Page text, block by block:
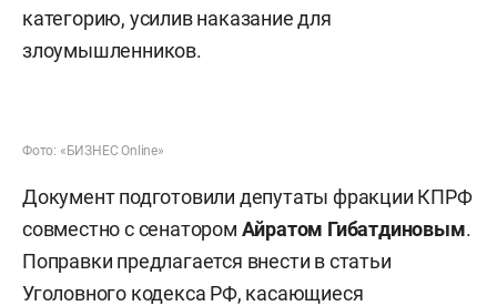
категорию, усилив наказание для
злоумышленников.
Фото: «БИЗНЕС Online»
Документ подготовили депутаты фракции КПРФ
совместно с сенатором Айратом Гибатдиновым.
Поправки предлагается внести в статьи
Уголовного кодекса РФ, касающиеся